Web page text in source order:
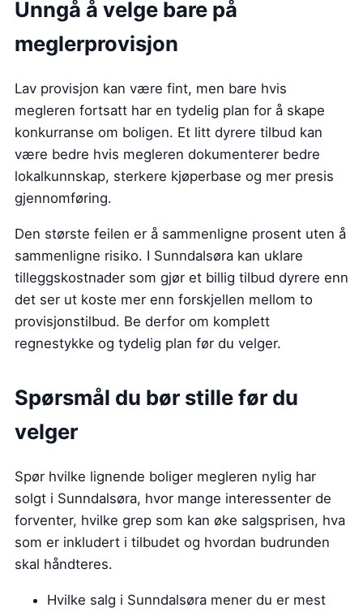
Unngå å velge bare på
meglerprovisjon
Lav provisjon kan være fint, men bare hvis
megleren fortsatt har en tydelig plan for å skape
konkurranse om boligen. Et litt dyrere tilbud kan
være bedre hvis megleren dokumenterer bedre
lokalkunnskap, sterkere kjøperbase og mer presis
gjennomføring.
Den største feilen er å sammenligne prosent uten å
sammenligne risiko. I Sunndalsøra kan uklare
tilleggskostnader som gjør et billig tilbud dyrere enn
det ser ut koste mer enn forskjellen mellom to
provisjonstilbud. Be derfor om komplett
regnestykke og tydelig plan før du velger.
Spørsmål du bør stille før du
velger
Spør hvilke lignende boliger megleren nylig har
solgt i Sunndalsøra, hvor mange interessenter de
forventer, hvilke grep som kan øke salgsprisen, hva
som er inkludert i tilbudet og hvordan budrunden
skal håndteres.
Hvilke salg i Sunndalsøra mener du er mest